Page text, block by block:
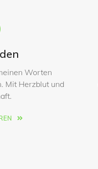
Worten
Mit Herzblut und